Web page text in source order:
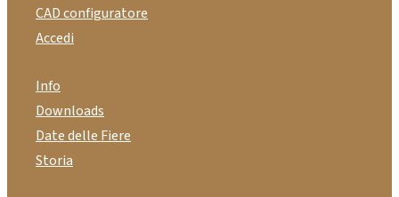
CAD configuratore
Accedi
Info
Downloads
Date delle Fiere
Storia